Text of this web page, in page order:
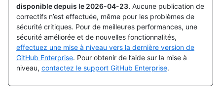
disponible depuis le 2026-04-23. Aucune publication de
correctifs n’est effectuée, même pour les problèmes de
sécurité critiques. Pour de meilleures performances, une
sécurité améliorée et de nouvelles fonctionnalités,
effectuez une mise à niveau vers la dernière version de
GitHub Enterprise. Pour obtenir de l’aide sur la mise à
niveau, contactez le support GitHub Enterprise.